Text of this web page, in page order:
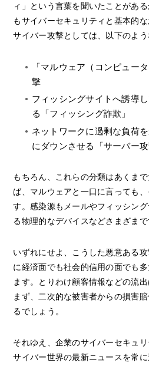
ィ」という言葉を聞いたことがあ
もサイバーセキュリティと基本的
サイバー攻撃としては、以下のよう
「マルウェア（コンピュー
撃
フィッシングサイトへ誘導
る「フィッシング詐欺」
ネットワークに過剰な負荷
にダウンさせる「サーバー攻
もちろん、これらの分類はあくま
ば、マルウェアと一口に言っても
す。感染源もメールやフィッシン
る物理的なデバイスなどさまざまで
いずれにせよ、こうした悪意ある
に経済面でも社会的信用の面でも
ます。とりわけ顧客情報などの流
まず、二次的な被害者からの損害
るでしょう。
それゆえ、企業のサイバーセキュリ
サイバー世界の最新ニュースを常